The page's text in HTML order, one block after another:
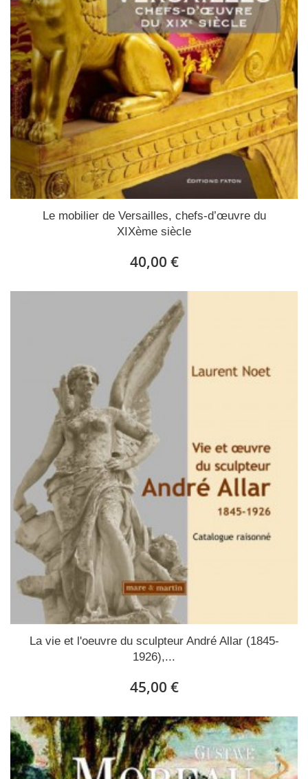
Le mobilier de Versailles, chefs-d’œuvre du
XIXème siècle
40,00 €
La vie et l'oeuvre du sculpteur André Allar (1845-
1926),...
45,00 €